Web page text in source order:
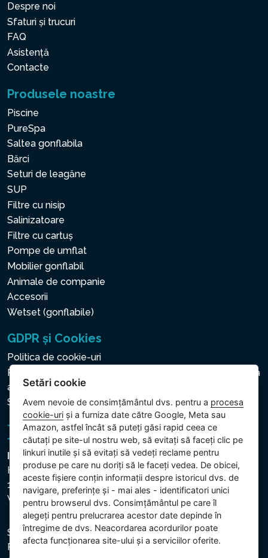
Despre noi
Sfaturi și trucuri
FAQ
Asistență
Contacte
Produsele noastre
Piscine
PureSpa
Saltea gonflabila
Bărci
Seturi de leagăne
SUP
Filtre cu nisip
Salinizatoare
Filtre cu cartuș
Pompe de umflat
Mobilier gonflabil
Animale de companie
Accesorii
Wetset (gonflabile)
GDPR și Cookies
Politica de cookie-uri
Politica privind protecția datelor cu caracter personal și a
altor date prelucrate
Setări cookie
Intex Trading, s.r.o.
Hradecká 2526/3
130 00 Praha 3
Vinohrady - Česká republika
Societatea este înregistrată la Tribunalul Municipal din
Praga, secția C, dosar 74759. CUI: 26150808, CIF:
Setări cookie
Avem nevoie de consimțământul dvs. pentru a procesa
cookie-uri și a furniza date către Google, Meta sau
Amazon, astfel încât să puteți găsi rapid ceea ce
căutați pe site-ul nostru web, să evitați să faceți clic pe
linkuri inutile și să evitați să vedeți reclame pentru
produse pe care nu doriți să le faceți vedea. De obicei,
aceste fișiere conțin informații despre istoricul dvs. de
navigare, preferințe și - mai ales - identificatori unici
pentru browserul dvs. Consimțământul pe care îl
alegeți pentru prelucrarea acestor date depinde în
întregime de dvs. Neacordarea acordurilor poate
afecta funcționarea site-ului și a serviciilor oferite.